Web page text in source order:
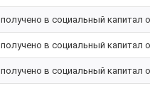
получено в социальный капитал
получено в социальный капитал
получено в социальный капитал